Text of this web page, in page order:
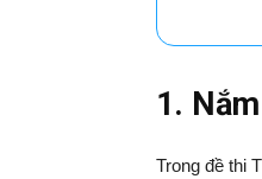
1.
Trong đề thi